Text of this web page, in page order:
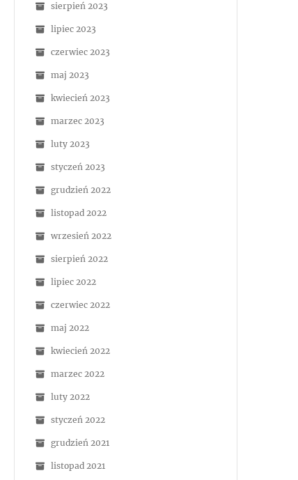
sierpień 2023
lipiec 2023
czerwiec 2023
maj 2023
kwiecień 2023
marzec 2023
luty 2023
styczeń 2023
grudzień 2022
listopad 2022
wrzesień 2022
sierpień 2022
lipiec 2022
czerwiec 2022
maj 2022
kwiecień 2022
marzec 2022
luty 2022
styczeń 2022
grudzień 2021
listopad 2021